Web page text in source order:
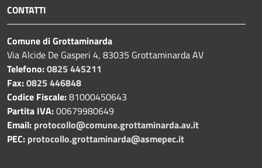
CONTATTI
Comune di Grottaminarda
Via Alcide De Gasperi 4, 83035 Grottaminarda AV
Telefono:0825 445211
Fax:0825 446848
Codice Fiscale:81000450643
Partita IVA:00679980649
Email: protocollo@comune.grottaminarda.av.it
PEC: protocollo.grottaminarda@asmepec.it